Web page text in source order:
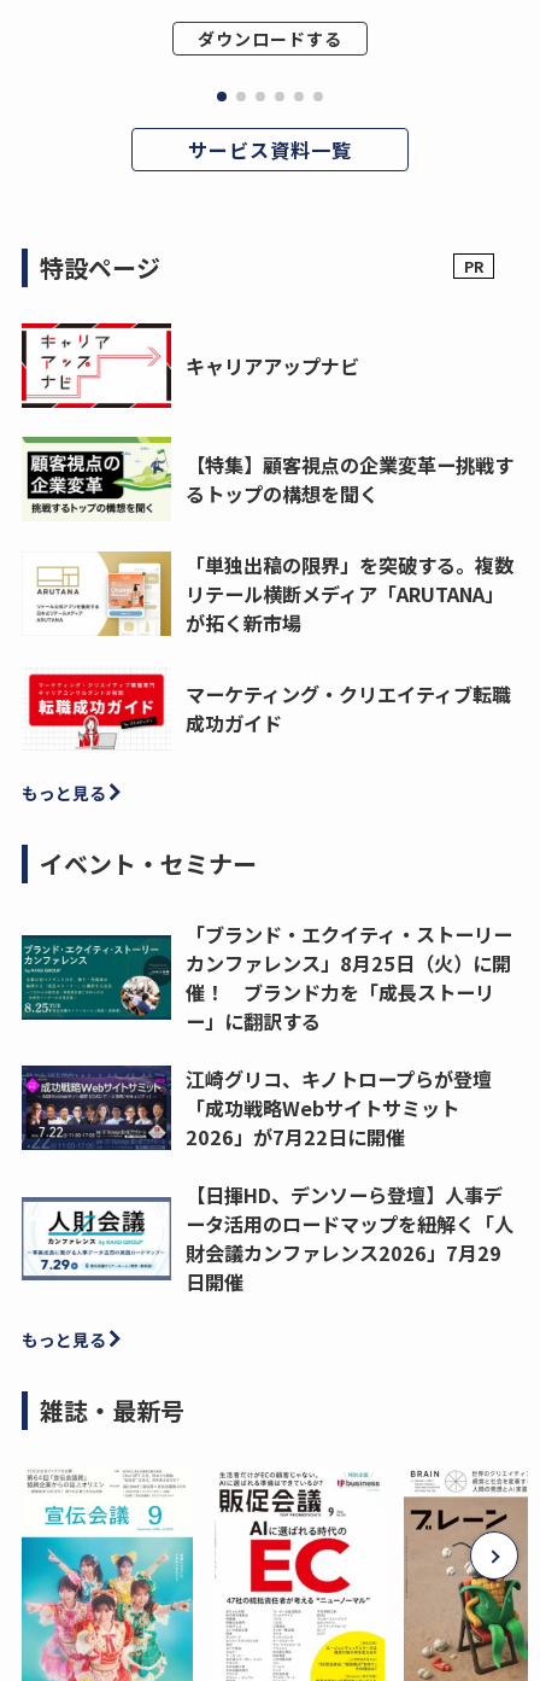
ダウンロードする
サービス資料一覧
特設ページ
キャリアアップナビ
【特集】顧客視点の企業変革ー挑戦す
るトップの構想を聞く
「単独出稿の限界」を突破する。複数
リテール横断メディア「ARUTANA」
が拓く新市場
マーケティング・クリエイティブ転職
成功ガイド
もっと見る
イベント・セミナー
「ブランド・エクイティ・ストーリー
カンファレンス」8月25日（火）に開
催！ ブランド力を「成長ストーリ
ー」に翻訳する
江崎グリコ、キノトロープらが登壇
「成功戦略Webサイトサミット
2026」が7月22日に開催
【日揮HD、デンソーら登壇】人事デ
ータ活用のロードマップを紐解く「人
財会議カンファレンス2026」7月29
日開催
もっと見る
雑誌・最新号